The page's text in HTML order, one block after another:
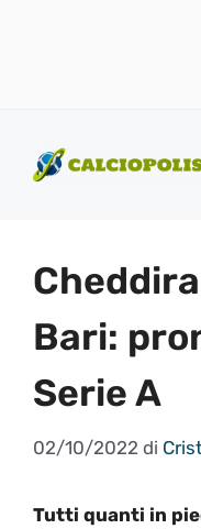
contenuto
Bari:
Serie A
02/10/2022 di
Tutti quanti in